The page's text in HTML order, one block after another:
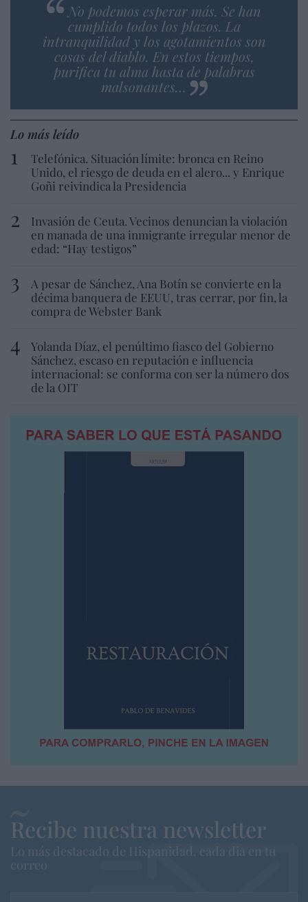
No podemos esperar más. Se han
cumplido todos los plazos. La
intranquilidad y los agotamientos son
cosas del diablo. En estos tiempos,
purifica tu alma hasta de palabras
malsonantes…
Lo más leído
Telefónica. Situación límite: bronca en Reino
Unido, el riesgo de deuda en el alero... y Enrique
Goñi reivindica la Presidencia
Invasión de Ceuta. Vecinos denuncian la violación
en manada de una inmigrante irregular menor de
edad: “Hay testigos”
A pesar de Sánchez, Ana Botín se convierte en la
décima banquera de EEUU, tras cerrar, por fin, la
compra de Webster Bank
Yolanda Díaz, el penúltimo fiasco del Gobierno
Sánchez, escaso en reputación e influencia
internacional: se conforma con ser la número dos
de la OIT
Recibe nuestra newsletter
Lo más destacado de Hispanidad, cada dia en tu
correo